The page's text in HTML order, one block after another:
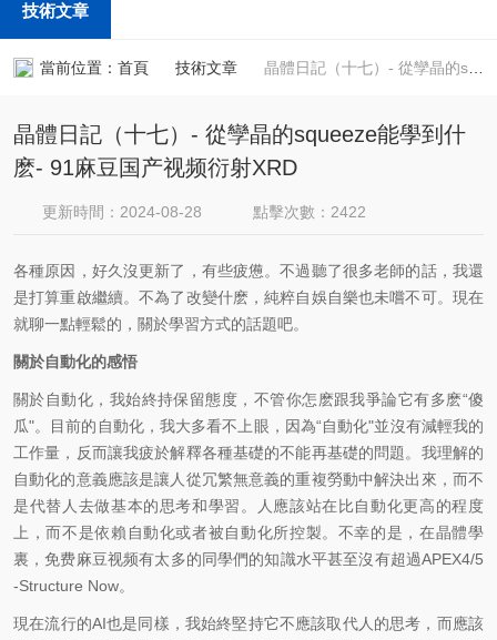
技術文章
當前位置： 首頁 技術文章 晶體日記（十七）- 從孿晶的squeeze能學到什麽- 91麻豆国产视频衍射XRD
晶體日記（十七）- 從孿晶的squeeze能學到什
麽- 91麻豆国产视频衍射XRD
更新時間：2024-08-28 點擊次數：2422
各種原因，好久沒更新了，有些疲憊。不過聽了很多老師的話，我還
是打算重啟繼續。不為了改變什麽，純粹自娛自樂也未嚐不可。現在
就聊一點輕鬆的，關於學習方式的話題吧。
關於自動化的感悟
關於自動化，我始終持保留態度，不管你怎麽跟我爭論它有多麽“傻
瓜"。目前的自動化，我大多看不上眼，因為“自動化"並沒有減輕我的
工作量，反而讓我疲於解釋各種基礎的不能再基礎的問題。我理解的
自動化的意義應該是讓人從冗繁無意義的重複勞動中解決出來，而不
是代替人去做基本的思考和學習。人應該站在比自動化更高的程度
上，而不是依賴自動化或者被自動化所控製。不幸的是，在晶體學
裏，免费麻豆视频有太多的同學們的知識水平甚至沒有超過APEX4/5
-Structure Now。
現在流行的AI也是同樣，我始終堅持它不應該取代人的思考，而應該